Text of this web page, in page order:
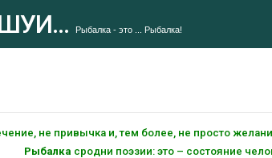
Рыбалка - это ... Рыбалка!
не привычка и, тем более, не просто
Рыбалка сродни поэзии: это – состояние